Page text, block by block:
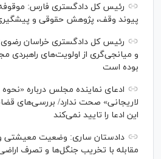
رئیس کل دادگستری فارس:
پیوند وقف، پژوهش حقوقی و
رئیس کل دادگستری خراسان
و میانجی‌گری از اولویت‌های راهبردی
بوده است
ادعای نماینده مجلس درباره
لاریجانی» صحت ندارد/ بررسی‌های
این ادعا را تایید نمی‌کند
دادستان ساری: وضعیت معیشتی و
مقابله با تخریب جنگل‌ها و تصرف